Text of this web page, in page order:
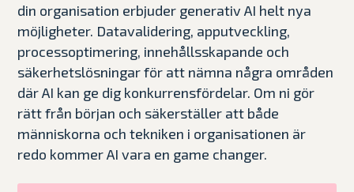
din organisation erbjuder generativ AI helt nya
möjligheter. Datavalidering, apputveckling,
processoptimering, innehållsskapande och
säkerhetslösningar för att nämna några områden
där AI kan ge dig konkurrensfördelar. Om ni gör
rätt från början och säkerställer att både
människorna och tekniken i organisationen är
redo kommer AI vara en game changer.